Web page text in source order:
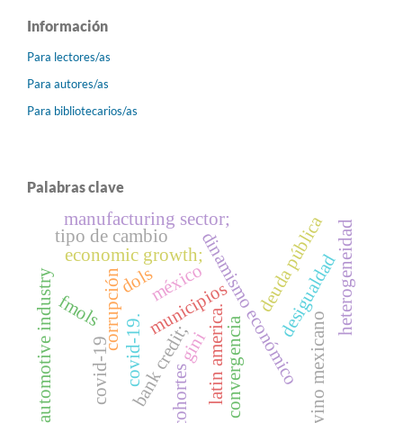
Información
Para lectores/as
Para autores/as
Para bibliotecarios/as
Palabras clave
dinamismo económico
municipios
bank credit;
economic growth;
manufacturing sector;
latin america.
corrupción méxico
covid-19
tipo de cambio
dols
fmols
convergencia
deuda pública
desigualdad
automotive industry heterogeneidad
gini
covid-19.
cohortes vino mexicano